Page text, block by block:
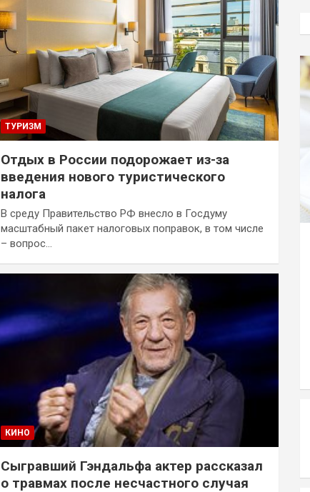
ТУРИЗМ
Отдых в России подорожает из-за
введения нового туристического
налога
В среду Правительство РФ внесло в Госдуму
масштабный пакет налоговых поправок, в том числе
– вопрос…
КИНО
Сыгравший Гэндальфа актер рассказал
о травмах после несчастного случая